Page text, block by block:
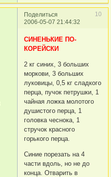
Поделиться
10
2006-05-07 21:44:32
СИНЕНЬКИЕ ПО-
КОРЕЙСКИ
2 кг синих, 3 больших
моркови, 3 больших
луковицы, 0,5 кг сладкого
перца, пучок петрушки, 1
чайная ложка молотого
душистого перца, 1
головка чеснока, 1
стручок красного
горького перца.
Синие порезать на 4
части вдоль, но не до
конца. Отварить в